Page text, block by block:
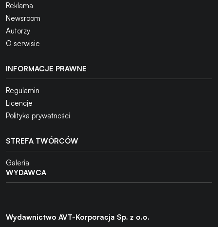
Reklama
Newsroom
Autorzy
O serwisie
INFORMACJE PRAWNE
Regulamin
Licencje
Polityka prywatności
STREFA TWÓRCÓW
Galeria
WYDAWCA
Wydawnictwo AVT-Korporacja Sp. z o.o.